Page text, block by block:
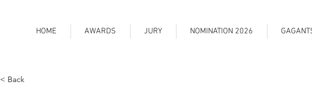
HOME AWARDS JURY NOMINATION 2026
< Back